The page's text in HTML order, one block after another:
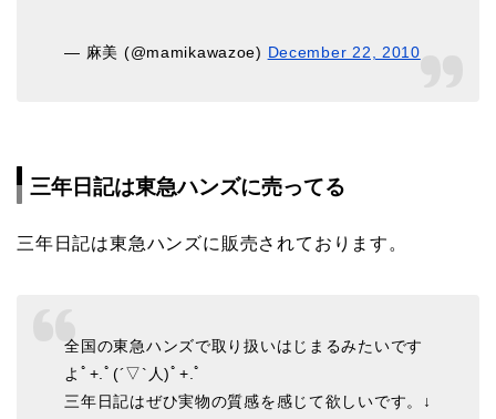
— 麻美 (@mamikawazoe) December 22, 2010
三年日記は東急ハンズに売ってる
三年日記は東急ハンズに販売されております。
全国の東急ハンズで取り扱いはじまるみたいです
よﾟ+.ﾟ(´▽`人)ﾟ+.ﾟ
三年日記はぜひ実物の質感を感じて欲しいです。↓